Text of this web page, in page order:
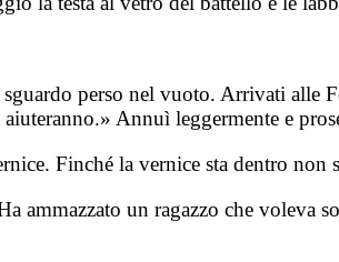
perso nel vuoto. Arrivati alle
Annuì leggermente e
Finché la vernice sta dentro
ammazzato un ragazzo che voleva